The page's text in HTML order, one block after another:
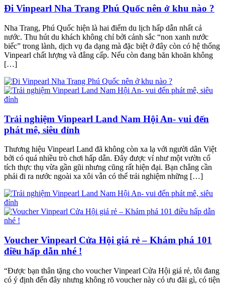
Đi Vinpearl Nha Trang Phú Quốc nên ở khu nào ?
Nha Trang, Phú Quốc hiện là hai điểm du lịch hấp dẫn nhất cả
nước. Thu hút du khách không chỉ bởi cảnh sắc “non xanh nước
biếc” trong lành, dịch vụ đa dạng mà đặc biệt ở đây còn có hệ thống
Vinpearl chất lượng và đẳng cấp. Nếu còn đang băn khoăn không
[…]
Trải nghiệm Vinpearl Land Nam Hội An- vui đến
phát mê, siêu đỉnh
Thương hiệu Vinpearl Land đã không còn xa lạ với người dân Việt
bởi có quá nhiều trò chơi hấp dẫn. Đây được ví như một vườn cổ
tích thực thụ vừa gần gũi nhưng cũng rất hiện đại. Bạn chẳng cần
phải đi ra nước ngoài xa xôi vẫn có thể trải nghiệm những […]
Voucher Vinpearl Cửa Hội giá rẻ – Khám phá 101
điều hấp dẫn nhé !
“Được bạn thân tặng cho voucher Vinpearl Cửa Hội giá rẻ, tôi đang
có ý định đến đây nhưng không rõ voucher này có ưu đãi gì, có tiện